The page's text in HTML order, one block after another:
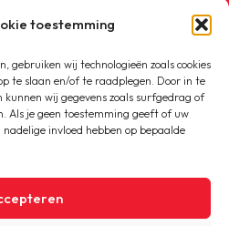
toestemming
gebruiken wij technologieën zoals cookies
te slaan en/of te raadplegen. Door in te
kunnen wij gegevens zoals surfgedrag of
Als je geen toestemming geeft of uw
invloed hebben op bepaalde